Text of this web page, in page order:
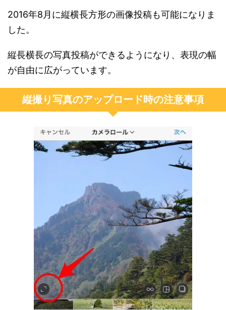
2016年8月に縦横長方形の画像投稿も可能になりま
した。
縦長横長の写真投稿ができるようになり、表現の幅
が自由に広がっています。
縦撮り写真のアップロード時の注意事項